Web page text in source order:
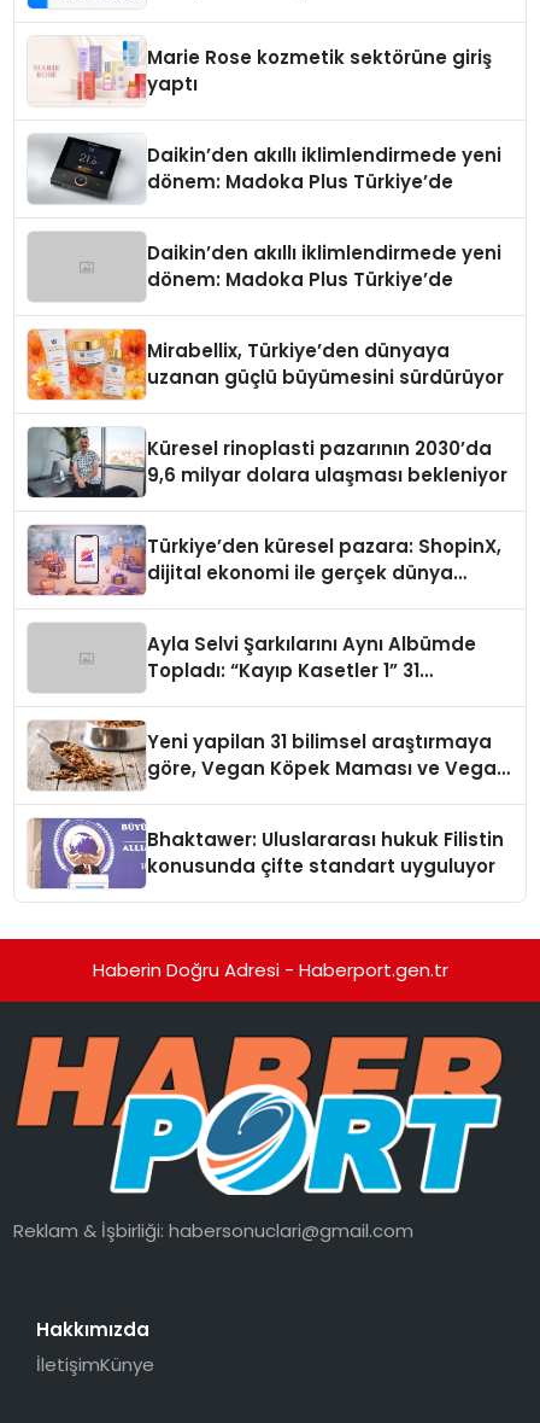
Marie Rose kozmetik sektörüne giriş
yaptı
Daikin’den akıllı iklimlendirmede yeni
dönem: Madoka Plus Türkiye’de
Daikin’den akıllı iklimlendirmede yeni
dönem: Madoka Plus Türkiye’de
Mirabellix, Türkiye’den dünyaya
uzanan güçlü büyümesini sürdürüyor
Küresel rinoplasti pazarının 2030’da
9,6 milyar dolara ulaşması bekleniyor
Türkiye’den küresel pazara: ShopinX,
dijital ekonomi ile gerçek dünya
Ayla Selvi Şarkılarını Aynı Albümde
Topladı: “Kayıp Kasetler 1” 31
Yeni yapilan 31 bilimsel araştırmaya
göre, Vegan Köpek Maması ve Vegan
Bhaktawer: Uluslararası hukuk Filistin
konusunda çifte standart uyguluyor
Haberin Doğru Adresi - Haberport.gen.tr
Reklam & İşbirliği:habersonuclari@gmail.com
Hakkımızda
İletişimKünye